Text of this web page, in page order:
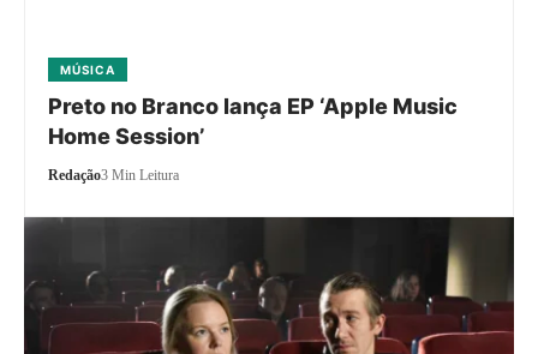
MÚSICA
Preto no Branco lança EP ‘Apple Music
Home Session’
Redação3 Min Leitura